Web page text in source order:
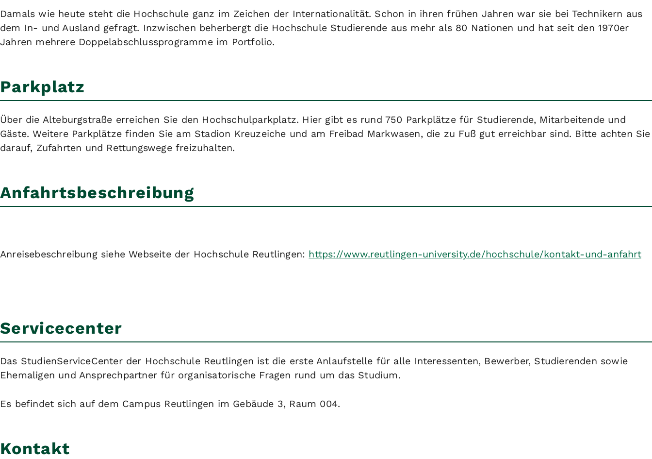
Damals wie heute steht die Hochschule ganz im Zeichen der Internationalität. Schon in ihren frühen Jahren war sie bei Technikern aus
dem In- und Ausland gefragt. Inzwischen beherbergt die Hochschule Studierende aus mehr als 80 Nationen und hat seit den 1970er
Jahren mehrere Doppelabschlussprogramme im Portfolio.
Parkplatz
Über die Alteburgstraße erreichen Sie den Hochschulparkplatz. Hier gibt es rund 750 Parkplätze für Studierende, Mitarbeitende und
Gäste. Weitere Parkplätze finden Sie am Stadion Kreuzeiche und am Freibad Markwasen, die zu Fuß gut erreichbar sind. Bitte achten Sie
darauf, Zufahrten und Rettungswege freizuhalten.
Anfahrtsbeschreibung
Anreisebeschreibung siehe Webseite der Hochschule Reutlingen: https://www.reutlingen-university.de/hochschule/kontakt-und-anfahrt
Servicecenter
Das StudienServiceCenter der Hochschule Reutlingen ist die erste Anlaufstelle für alle Interessenten, Bewerber, Studierenden sowie
Ehemaligen und Ansprechpartner für organisatorische Fragen rund um das Studium.
Es befindet sich auf dem Campus Reutlingen im Gebäude 3, Raum 004.
Kontakt